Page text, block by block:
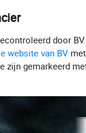
van
V6: Wat moet ik
Zult u
we bieden 24 uur per
WhatsApp.
door
website van BV
zijn gemarkeerd